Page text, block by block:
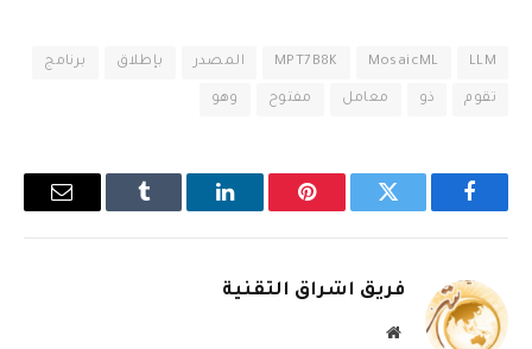
LLM
MosaicML
MPT7B8K المصدر بإطلاق برنامج
تقوم ذو معامل مفتوح وهو
فيسبوك تويتر بينتيريستلينكدإن Tumblr
البريد
فريق اشراق التقنية
موقع